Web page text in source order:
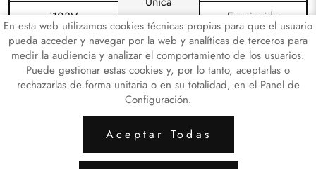
i103V
Envejecido
En esta web utilizamos cookies técnicas propias para que el usuario
pueda acceder y navegar por la web y analíticas de terceros para
medir la audiencia y analizar el comportamiento de los usuarios.
Puede gestionar estas cookies y, por lo tanto, aceptarlas o
rechazarlas de forma unitaria o en su totalidad, en el Panel de
Configuración.
Aceptar Todas
ARTICULOS LATÓN ARTICULOS DE